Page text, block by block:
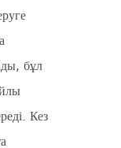
бұл
Кез